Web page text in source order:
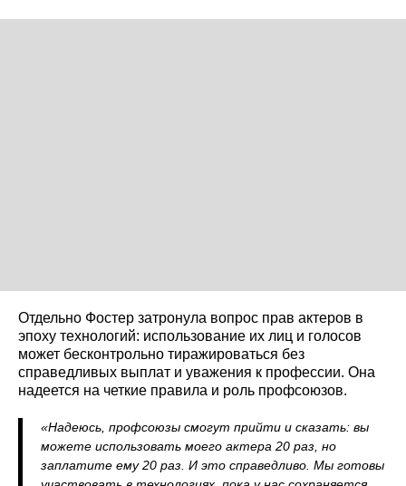
Отдельно Фостер затронула вопрос прав актеров в
эпоху технологий: использование их лиц и голосов
может бесконтрольно тиражироваться без
справедливых выплат и уважения к профессии. Она
надеется на четкие правила и роль профсоюзов.
«Надеюсь, профсоюзы смогут прийти и сказать: вы
можете использовать моего актера 20 раз, но
заплатите ему 20 раз. И это справедливо. Мы готовы